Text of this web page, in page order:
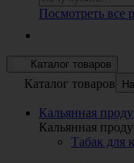
Посмотреть все
Каталог товаров
Каталог товаров
Кальянная
Кальянная
Табак для